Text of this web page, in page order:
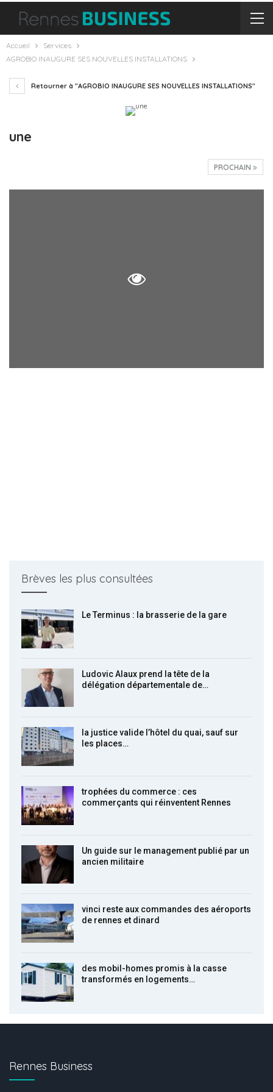
Accueil
Services
AGROBIO INAUGURE SES NOUVELLES INSTALLATIONS
Retourner à "AGROBIO INAUGURE SES NOUVELLES INSTALLATIONS"
une
PROCHAIN
Brèves les plus consultées
Le Terminus : la brasserie de la gare
Ludovic Alaux prend la tête de la
délégation départementale de…
la justice valide l’hôtel du quai, sauf sur
les places…
trophées du commerce : ces
commerçants qui réinventent Rennes
Un guide sur le management publié par un
ancien militaire
vinci reste aux commandes des aéroports
de rennes et dinard
des mobil-homes promis à la casse
transformés en logements…
Rennes Business